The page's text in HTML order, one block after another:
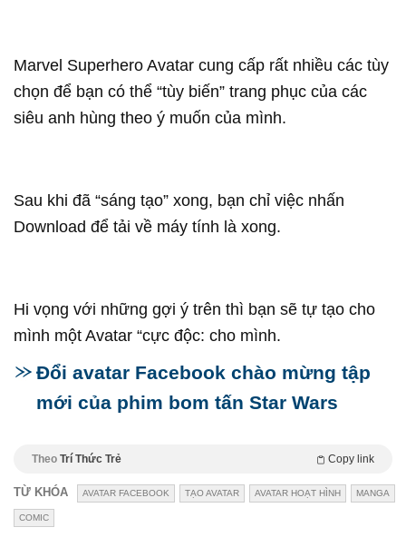
Marvel Superhero Avatar cung cấp rất nhiều các tùy
chọn để bạn có thể “tùy biến” trang phục của các
siêu anh hùng theo ý muốn của mình.
Sau khi đã “sáng tạo” xong, bạn chỉ việc nhấn
Download để tải về máy tính là xong.
Hi vọng với những gợi ý trên thì bạn sẽ tự tạo cho
mình một Avatar “cực độc: cho mình.
Đổi avatar Facebook chào mừng tập
mới của phim bom tấn Star Wars
Theo Trí Thức Trẻ Copy link
TỪ KHÓA AVATAR FACEBOOK TẠO AVATAR AVATAR HOẠT HÌNH MANGA
COMIC